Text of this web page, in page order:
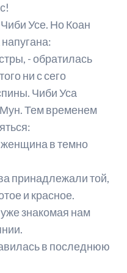
Усе. Но Коан
- обратилась
ни с сего
Чиби Уса
Тем временем
женщина в темно
принадлежали той,
и красное.
уже знакомая нам
в последнюю